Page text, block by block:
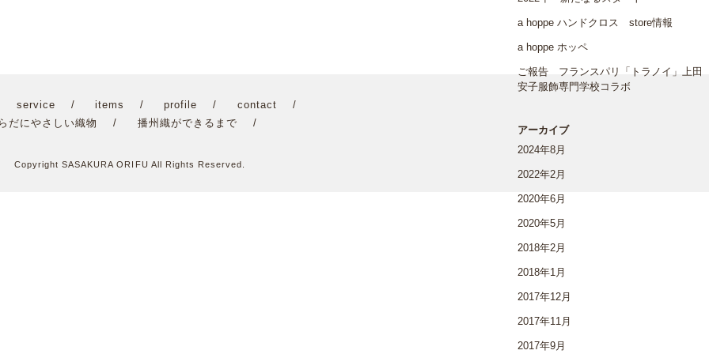
a hoppe ハンドクロス store情報
a hoppe ホッペ
ご報告 フランスパリ「トラノイ」上田
安子服飾専門学校コラボ
アーカイブ
2024年8月
2022年2月
2020年6月
2020年5月
2018年2月
2018年1月
2017年12月
2017年11月
2017年9月
service items profile
contact
だにやさしい織物
播州織ができるまで
Copyright SASAKURA ORIFU All Rights Reserved.